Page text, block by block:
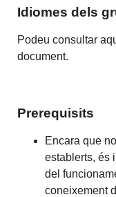
Idiomes dels
Podeu consultar
document.
Prerequisits
Encara que
establerts, és
del
coneixement